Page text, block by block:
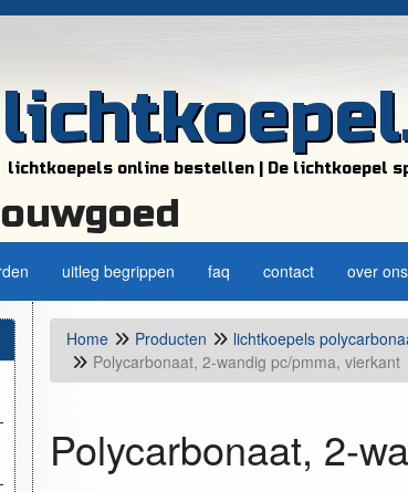
lichtkoepels online bestellen | De lichtkoepel
uitleg begrippen faq contact over ons
Home Producten lichtkoepels
Polycarbonaat, 2-wandig pc/pmma, vierkant
Polycarbonaat, 2-